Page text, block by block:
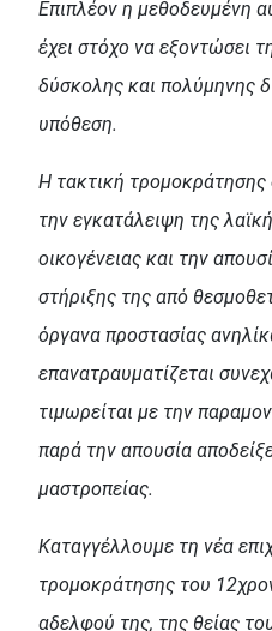
Επιπλέον η μεθοδευμένη
έχει στόχο να εξοντώσει
δύσκολης και πολύμηνης
υπόθεση.
Η τακτική τρομοκράτησης
την εγκατάλειψη της
οικογένειας και την
στήριξης της από
όργανα προστασίας
επανατραυματίζεται
τιμωρείται με την
παρά την απουσία
μαστροπείας.
Καταγγέλλουμε τη νέα
τρομοκράτησης του
αδελφού της, της θείας